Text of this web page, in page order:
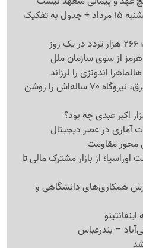
قطعی برق کرمانشاه فردا پنجشنبه 15 مرداد + جدول به تفکیک
هرمز از سوی سازمان ملل
رومانی برای مقابله با کمبود برق، نیروگاه 70 ساله‌اش را روشن
اکبر عبدی چه بود؟
آماری در عصر دیجیتال
محور مقاومت
نشست اوراسیا؛ از بازار مشترک مالی تا
همکاری‌های دانشگاهی و
– بندرعباس